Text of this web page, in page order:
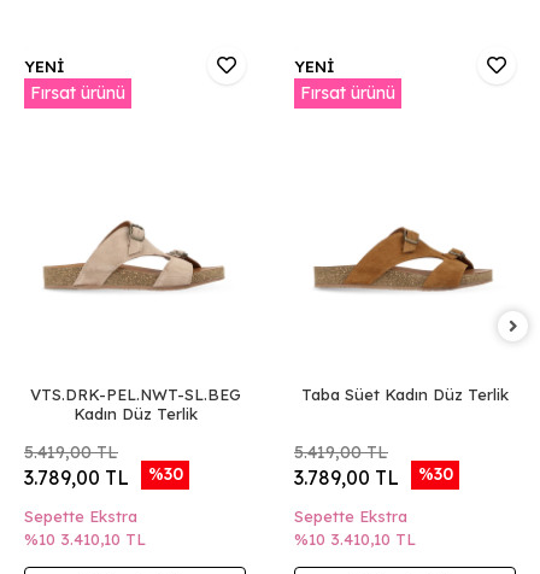
YENİ
Fırsat ürünü
VTS.DRK-PEL.NWT-SL.BEG
Kadın Düz Terlik
5.419,00 TL
3.789,00 TL %30
Sepette Ekstra
%10 3.410,10 TL
YENİ
Fırsat ürünü
Taba Süet Kadın Düz Terlik
5.419,00 TL
3.789,00 TL %30
Sepette Ekstra
%10 3.410,10 TL